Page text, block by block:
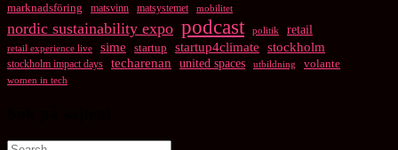
marknadsföring matsvinn matsystemet mobilitet
nordic sustainability expo podcast politik retail
retail experience live sime startup startup4climate stockholm
stockholm impact days techarenan united spaces utbildning volante
women in tech
Search